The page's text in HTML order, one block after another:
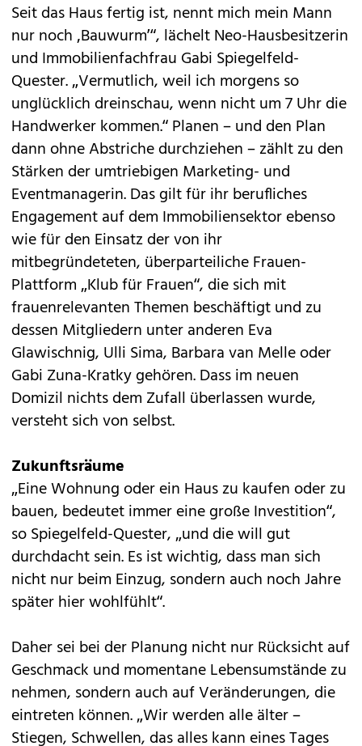
Seit das Haus fertig ist, nennt mich mein Mann
nur noch ‚Bauwurm’“, lächelt Neo-Hausbesitzerin
und Immobilienfachfrau Gabi Spiegelfeld-
Quester. „Vermutlich, weil ich morgens so
unglücklich dreinschau, wenn nicht um 7 Uhr die
Handwerker kommen.“ Planen – und den Plan
dann ohne Abstriche durchziehen – zählt zu den
Stärken der umtriebigen Marketing- und
Eventmanagerin. Das gilt für ihr berufliches
Engagement auf dem Immobiliensektor ebenso
wie für den Einsatz der von ihr
mitbegründeteten, überparteiliche Frauen-
Plattform „Klub für Frauen“, die sich mit
frauenrelevanten Themen beschäftigt und zu
dessen Mitgliedern unter anderen Eva
Glawischnig, Ulli Sima, Barbara van Melle oder
Gabi Zuna-Kratky gehören. Dass im neuen
Domizil nichts dem Zufall überlassen wurde,
versteht sich von selbst.
Zukunftsräume
„Eine Wohnung oder ein Haus zu kaufen oder zu
bauen, bedeutet immer eine große Investition“,
so Spiegelfeld-Quester, „und die will gut
durchdacht sein. Es ist wichtig, dass man sich
nicht nur beim Einzug, sondern auch noch Jahre
später hier wohlfühlt“.
Daher sei bei der Planung nicht nur Rücksicht auf
Geschmack und momentane Lebensumstände zu
nehmen, sondern auch auf Veränderungen, die
eintreten können. „Wir werden alle älter –
Stiegen, Schwellen, das alles kann eines Tages